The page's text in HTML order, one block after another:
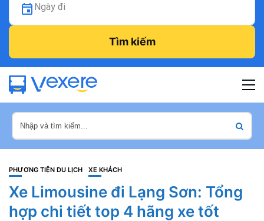
Ngày đi
Tìm kiếm
PHƯƠNG TIỆN DU LỊCH XE KHÁCH
Xe Limousine đi Lạng Sơn: Tổng
hợp chi tiết top 4 hãng xe tốt